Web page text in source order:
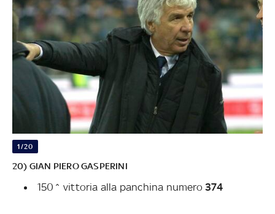
1/20
20) GIAN PIERO GASPERINI
150^ vittoria alla panchina numero 374